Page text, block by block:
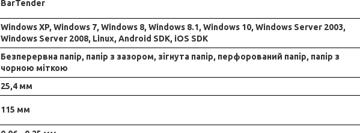
BarTender
Windows XP, Windows 7, Windows 8, Windows 8.1, Windows 10, Windows Server 2003,
Windows Server 2008, Linux, Android SDK, iOS SDK
Безперервна папір, папір з зазором, зігнута папір, перфорований папір, папір з
чорною міткою
25,4 мм
115 мм